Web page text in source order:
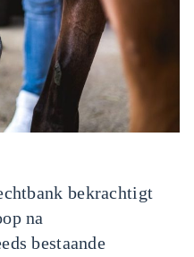
bekrachtigt
na
bestaande